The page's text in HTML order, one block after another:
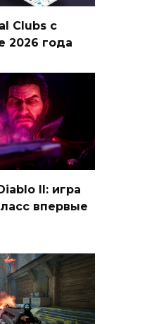
Clubs с
2026 года
II: игра
впервые